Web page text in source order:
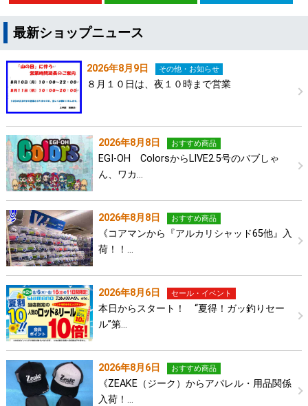
最新ショップニュース
2026年8月9日 その他・お知らせ
８月１０日は、夜１０時まで営業
2026年8月8日 おすすめ商品
EGI-OH ColorsからLIVE2.5号のバブしゃ
ん、ワカ…
2026年8月8日 おすすめ商品
《コアマンから『アルカリシャッド65他』入
荷！！…
2026年8月6日 セール・イベント
本日からスタート！ “夏得！ガッ釣りセー
ル”第…
2026年8月6日 おすすめ商品
《ZEAKE（ジーク）からアパレル・用品関係
入荷！…